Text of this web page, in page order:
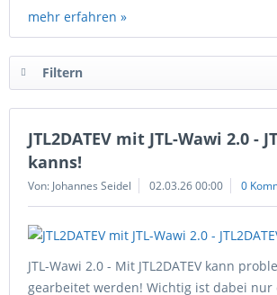
mehr erfahren »
Filtern
JTL2DATEV mit JTL-Wawi 2.0 -
kanns!
Von: Johannes Seidel 02.03.26 00:00 0
JTL-Wawi 2.0 - Mit JTL2DATEV kann
gearbeitet werden! Wichtig ist dabei nur